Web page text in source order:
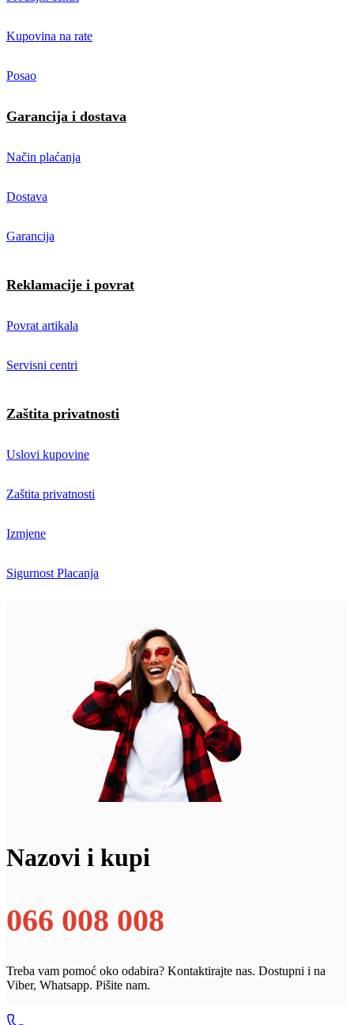
Kupovina na rate
Posao
Garancija i dostava
Način plaćanja
Dostava
Garancija
Reklamacije i povrat
Povrat artikala
Servisni centri
Zaštita privatnosti
Uslovi kupovine
Zaštita privatnosti
Izmjene
Sigurnost Placanja
Nazovi i kupi
066 008 008
Treba vam pomoć oko odabira? Kontaktirajte nas. Dostupni i na
Viber, Whatsapp. Pišite nam.